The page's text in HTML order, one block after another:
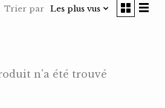
Trier par Les plus vus
n'a été trouvé